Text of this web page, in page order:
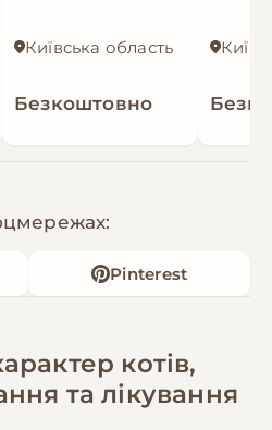
Київська область
Безкоштовно
Pinterest
котів,
та лікування